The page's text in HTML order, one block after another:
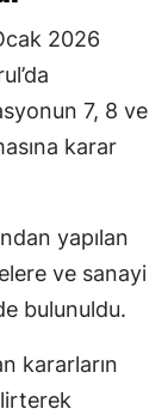
2026
7, 8 ve
karar
yapılan
ve sanayi
bulunuldu.
kararların